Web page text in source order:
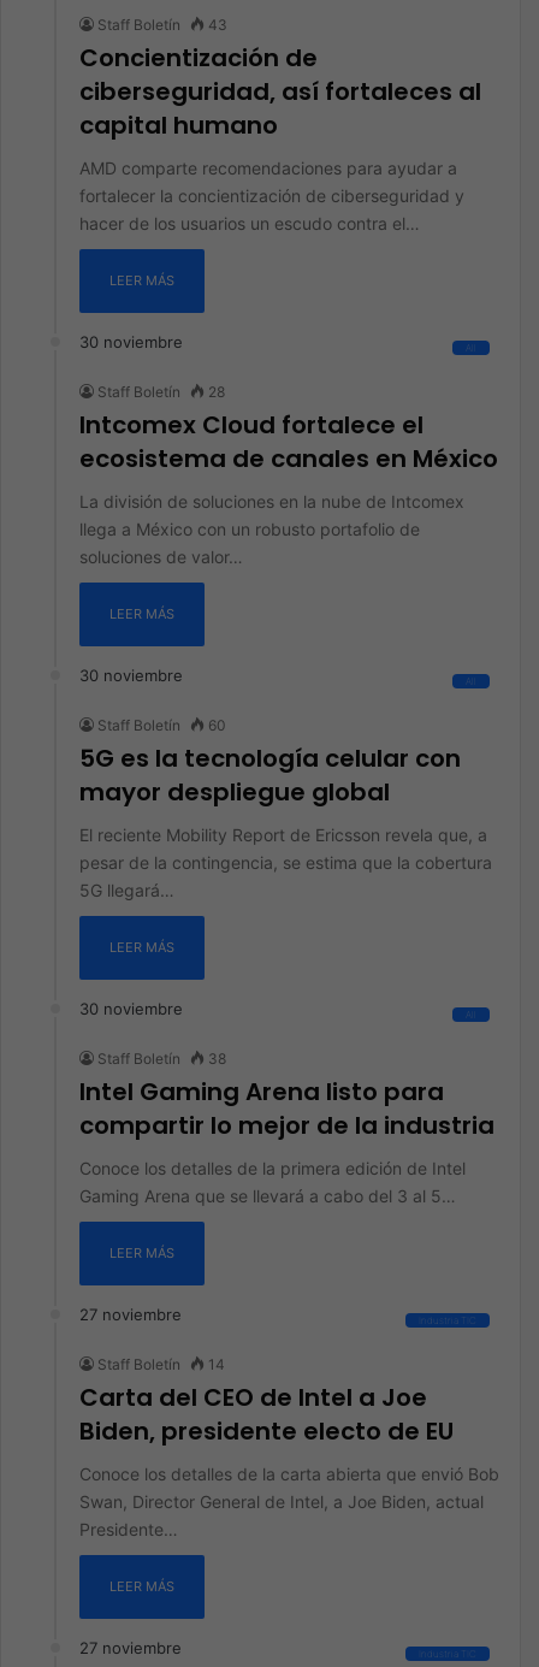
Staff Boletín 43
Concientización de
ciberseguridad, así fortaleces al
capital humano
AMD comparte recomendaciones para ayudar a
fortalecer la concientización de ciberseguridad y
hacer de los usuarios un escudo contra el…
LEER MÁS
30 noviembre All
Staff Boletín 28
Intcomex Cloud fortalece el
ecosistema de canales en México
La división de soluciones en la nube de Intcomex
llega a México con un robusto portafolio de
soluciones de valor…
LEER MÁS
30 noviembre All
Staff Boletín 60
5G es la tecnología celular con
mayor despliegue global
El reciente Mobility Report de Ericsson revela que, a
pesar de la contingencia, se estima que la cobertura
5G llegará…
LEER MÁS
30 noviembre All
Staff Boletín 38
Intel Gaming Arena listo para
compartir lo mejor de la industria
Conoce los detalles de la primera edición de Intel
Gaming Arena que se llevará a cabo del 3 al 5…
LEER MÁS
27 noviembre Industria TIC
Staff Boletín 14
Carta del CEO de Intel a Joe
Biden, presidente electo de EU
Conoce los detalles de la carta abierta que envió Bob
Swan, Director General de Intel, a Joe Biden, actual
Presidente…
LEER MÁS
27 noviembre Industria TIC